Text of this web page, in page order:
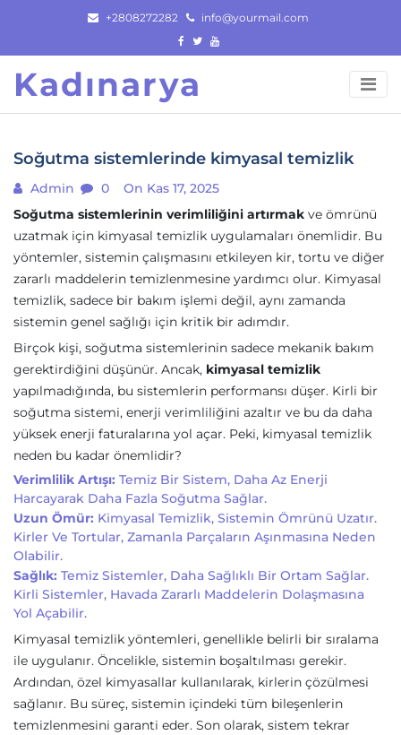
content
+2808272282 info@yourmail.com
Kadınarya
Soğutma sistemlerinde kimyasal temizlik
Admin 0
On Kas 17, 2025
Soğutma sistemlerinin verimliliğini artırmak ve ömrünü
uzatmak için kimyasal temizlik uygulamaları önemlidir. Bu
yöntemler, sistemin çalışmasını etkileyen kir, tortu ve diğer
zararlı maddelerin temizlenmesine yardımcı olur. Kimyasal
temizlik, sadece bir bakım işlemi değil, aynı zamanda
sistemin genel sağlığı için kritik bir adımdır.
Birçok kişi, soğutma sistemlerinin sadece mekanik bakım
gerektirdiğini düşünür. Ancak, kimyasal temizlik
yapılmadığında, bu sistemlerin performansı düşer. Kirli bir
soğutma sistemi, enerji verimliliğini azaltır ve bu da daha
yüksek enerji faturalarına yol açar. Peki, kimyasal temizlik
neden bu kadar önemlidir?
Verimlilik Artışı: Temiz Bir Sistem, Daha Az Enerji
Harcayarak Daha Fazla Soğutma Sağlar.
Uzun Ömür: Kimyasal Temizlik, Sistemin Ömrünü Uzatır.
Kirler Ve Tortular, Zamanla Parçaların Aşınmasına Neden
Olabilir.
Sağlık: Temiz Sistemler, Daha Sağlıklı Bir Ortam Sağlar.
Kirli Sistemler, Havada Zararlı Maddelerin Dolaşmasına
Yol Açabilir.
Kimyasal temizlik yöntemleri, genellikle belirli bir sıralama
ile uygulanır. Öncelikle, sistemin boşaltılması gerekir.
Ardından, özel kimyasallar kullanılarak, kirlerin çözülmesi
sağlanır. Bu süreç, sistemin içindeki tüm bileşenlerin
temizlenmesini garanti eder. Son olarak, sistem tekrar